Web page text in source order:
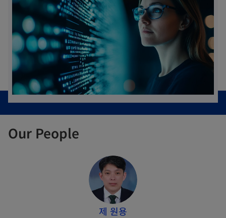
Our People
제 원용